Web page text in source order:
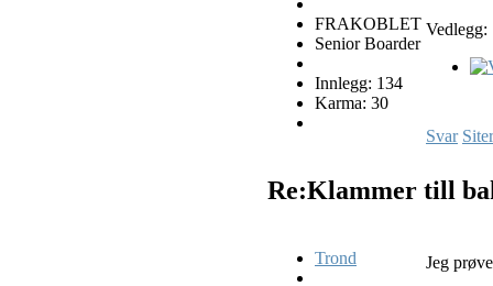
FRAKOBLET
Senior Boarder
Innlegg: 134
Karma: 30
Vedlegg:
Svar Siter
Re:Klammer till
Trond Jeg